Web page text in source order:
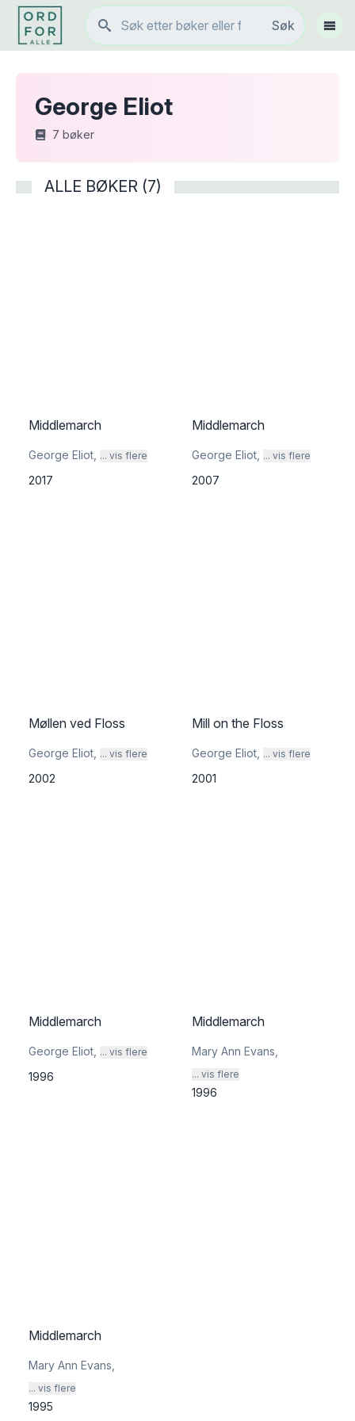
Søk
Søk
Vis
George Eliot
7 bøker
ALLE BØKER (7)
Middlemarch
George Eliot ... vis flere
2017
Middlemarch
George Eliot ... vis flere
2007
Møllen ved Floss
George Eliot ... vis flere
2002
Mill on the Floss
George Eliot ... vis flere
2001
Middlemarch
George Eliot ... vis flere
1996
Middlemarch
Mary Ann Evans
... vis flere
1996
Middlemarch
Mary Ann Evans
... vis flere
1995